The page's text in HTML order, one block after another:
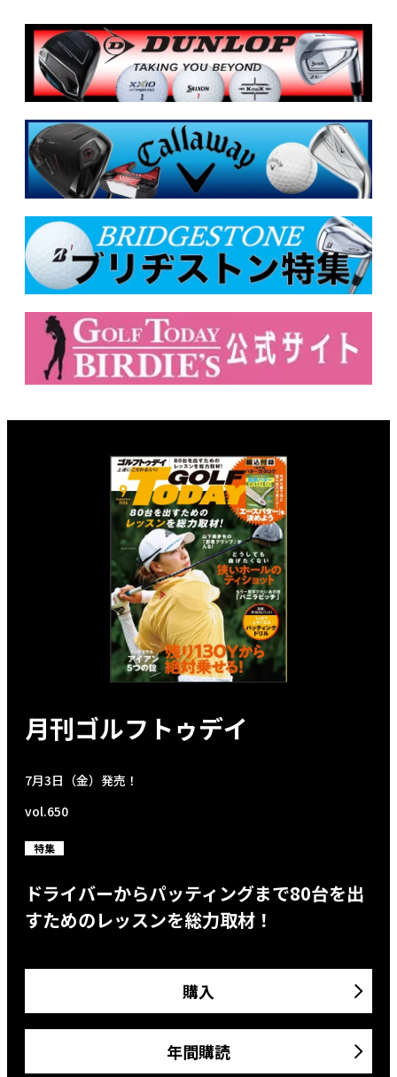
月刊ゴルフトゥデイ
7月3日（金）発売！
vol.650
特集
ドライバーからパッティングまで80台を出
すためのレッスンを総力取材！
購入
年間購読